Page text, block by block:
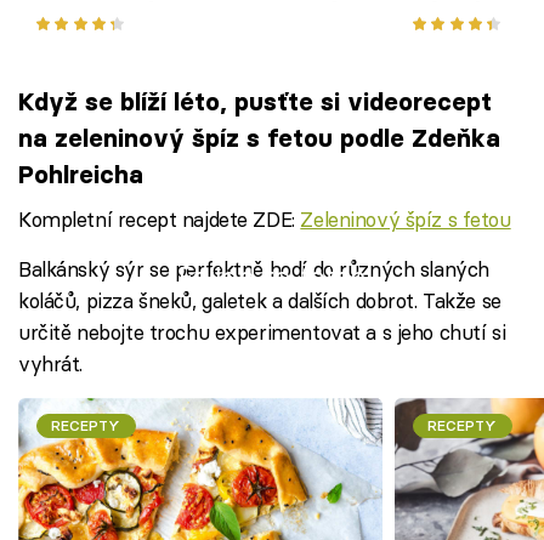
sýrem
Když se blíží léto, pusťte si videorecept
na zeleninový špíz s fetou podle Zdeňka
Pohlreicha
Kompletní recept najdete ZDE: Zeleninový špíz s fetou
Failed to fetch
Balkánský sýr se perfektně hodí do různých slaných
koláčů, pizza šneků, galetek a dalších dobrot. Takže se
určitě nebojte trochu experimentovat a s jeho chutí si
vyhrát.
RECEPTY RECEPTY